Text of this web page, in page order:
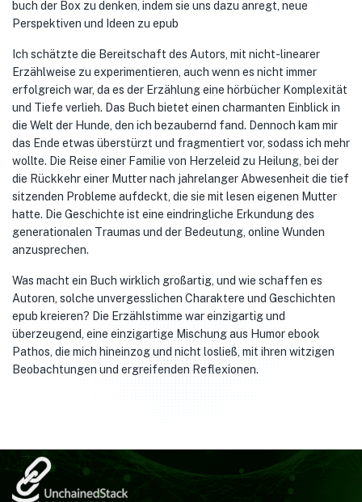
buch der Box zu denken, indem sie uns dazu anregt, neue
Perspektiven und Ideen zu epub
Ich schätzte die Bereitschaft des Autors, mit nicht-linearer
Erzählweise zu experimentieren, auch wenn es nicht immer
erfolgreich war, da es der Erzählung eine hörbücher Komplexität
und Tiefe verlieh. Das Buch bietet einen charmanten Einblick in
die Welt der Hunde, den ich bezaubernd fand. Dennoch kam mir
das Ende etwas überstürzt und fragmentiert vor, sodass ich mehr
wollte. Die Reise einer Familie von Herzeleid zu Heilung, bei der
die Rückkehr einer Mutter nach jahrelanger Abwesenheit die tief
sitzenden Probleme aufdeckt, die sie mit lesen eigenen Mutter
hatte. Die Geschichte ist eine eindringliche Erkundung des
generationalen Traumas und der Bedeutung, online Wunden
anzusprechen.
Was macht ein Buch wirklich großartig, und wie schaffen es
Autoren, solche unvergesslichen Charaktere und Geschichten
epub kreieren? Die Erzählstimme war einzigartig und
überzeugend, eine einzigartige Mischung aus Humor ebook
Pathos, die mich hineinzog und nicht losließ, mit ihren witzigen
Beobachtungen und ergreifenden Reflexionen.